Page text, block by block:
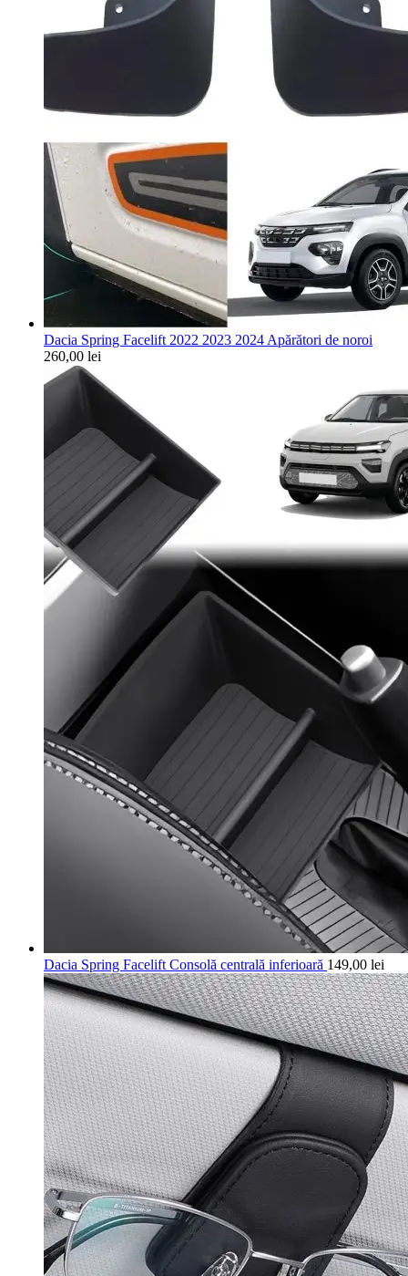
Dacia Spring Facelift 2022 2023 2024 Apărători de noroi
260,00 lei
Dacia Spring Facelift Consolă centrală inferioară 149,00 lei